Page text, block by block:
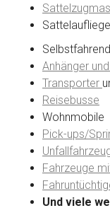
Anhänger
Transporter
Reisebusse
Wohnmobile
Pick-ups/
Fahrzeuge
Und viele